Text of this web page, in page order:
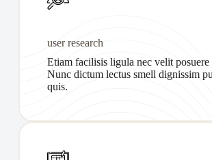
user research
Etiam facilisis ligula nec velit posuere
Nunc dictum lectus smell dignissim
quis.